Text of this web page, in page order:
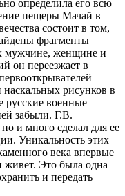
определила его всю
пещеры Мачай в
состоит в том,
фрагменты
мужчине, женщине и
он переезжает в
рисунков в
русские военные
забыли. Г.В.
и много сделал для ее
Уникальность этих
века впервые
живет. Это была одна
и передать